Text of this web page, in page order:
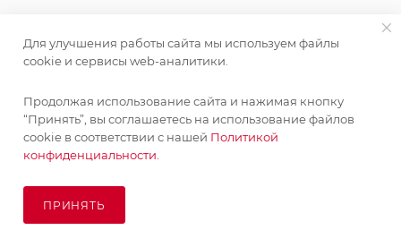
©КупиКашпо 2017-2026
Поставка живых растений осуществляется под заказ
сроком 3-4 недели с минимальной суммой заказа 10000
руб.!
ОК
Для улучшения работы сайта мы используем файлы
cookie и сервисы web-аналитики.
Продолжая использование сайта и нажимая кнопку
“Принять”, вы соглашаетесь на использование файлов
cookie в соответствии с нашей Политикой
конфиденциальности.
ПРИНЯТЬ